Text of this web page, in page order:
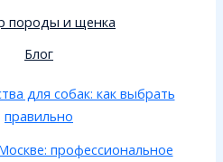
породы и щенка
Блог
для собак: как выбрать
правильно
профессиональное